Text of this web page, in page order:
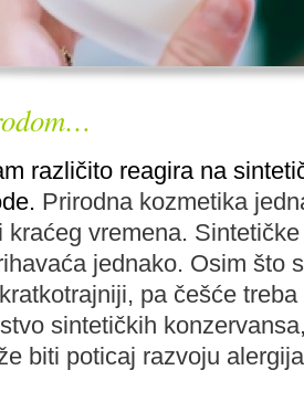
različito reagira na
Prirodna kozmetika
kraćeg vremena.
jednako. Osim što
pa češće
sintetičkih
biti poticaj razvoju